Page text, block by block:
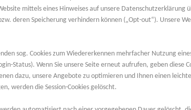
mittels eines Hinweises auf unsere Datenschutzerklärung
deren Speicherung verhindern können („Opt-out“). Unsere
sog. Cookies zum Wiedererkennen mehrfacher Nutzung
Status). Wenn Sie unsere Seite erneut aufrufen, geben
dazu, unsere Angebote zu optimieren und Ihnen einen
werden die Session-Cookies gelöscht.